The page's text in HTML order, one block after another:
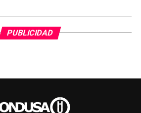
PUBLICIDAD